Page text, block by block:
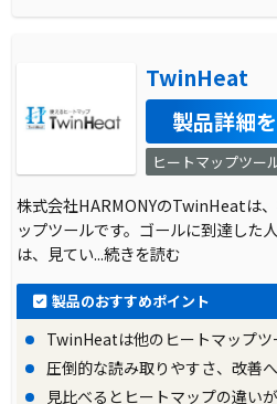
TwinHeat
製品詳細
ヒートマップツー
株式会社HARMONYのTwinHeatは
ップツールです。ゴールに到達した
は、見てい...続きを読む
製品のおすすめポイント
TwinHeatは他のヒートマップツ
圧倒的な読み取りやすさ、改善
見比べるとヒートマップの違い